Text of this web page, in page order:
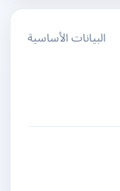
البيانات الأساسية